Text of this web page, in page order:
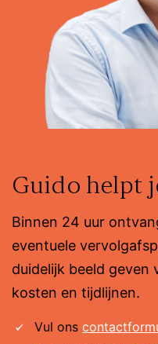
Guido helpt
Binnen 24 uur
eventuele
duidelijk beeld geven
kosten en tijdlijnen.
Vul ons